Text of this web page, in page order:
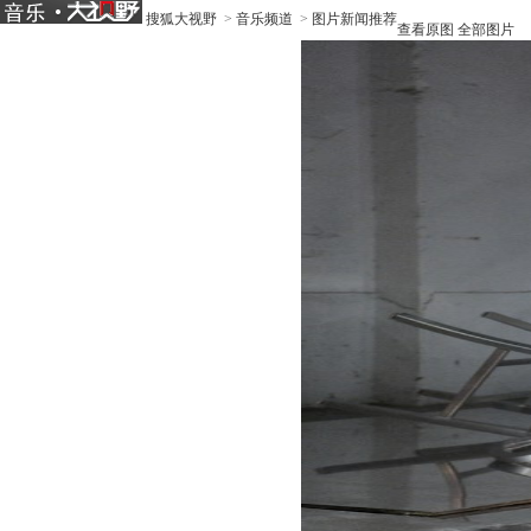
搜狐大视野 > 音乐频道 > 图片新闻推荐
查看原图 全部图片